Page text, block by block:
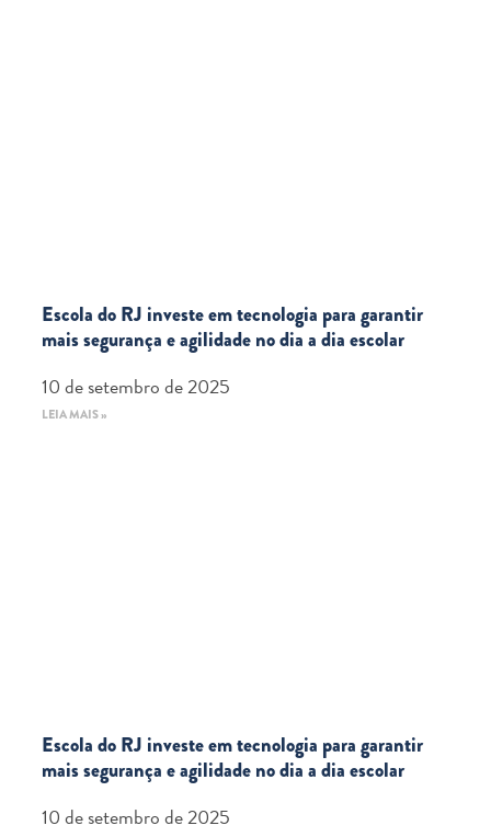
Escola do RJ investe em tecnologia para garantir
mais segurança e agilidade no dia a dia escolar
10 de setembro de 2025
LEIA MAIS »
Escola do RJ investe em tecnologia para garantir
mais segurança e agilidade no dia a dia escolar
10 de setembro de 2025